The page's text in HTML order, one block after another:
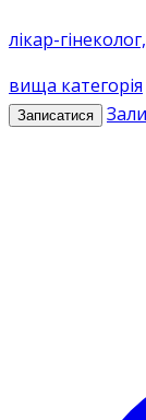
лікар-
вища категорія
Записатися